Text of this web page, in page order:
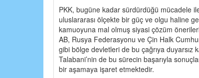
PKK, bugüne kadar sürdürdüğü mücadele
uluslararası ölçekte bir güç ve olgu haline
kamuoyuna mal olmuş siyasi çözüm
AB, Rusya Federasyonu ve Çin Halk
gibi bölge devletleri de bu çağrıya duyarsız
Talabani’nin de bu sürecin başarıyla
bir aşamaya işaret etmektedir.